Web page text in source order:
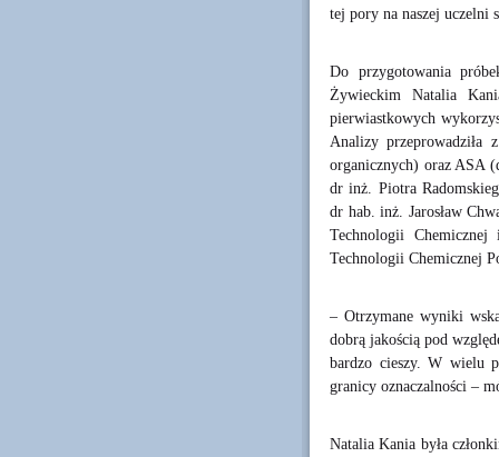
tej pory na naszej uczelni
Do przygotowania
Żywieckim Natalia
pierwiastkowych
Analizy przeprowadziła
organicznych) oraz ASA
dr inż. Piotra
dr hab. inż. Jarosław
Technologii
Technologii Chemicznej
– Otrzymane wyniki
dobrą jakością pod
bardzo cieszy. W wielu
granicy oznaczalności –
Natalia Kania była